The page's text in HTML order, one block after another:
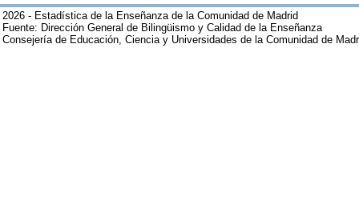
2026 - Estadística de la Enseñanza de la Comunidad de Madrid
Fuente: Dirección General de Bilingüismo y Calidad de la Enseñanza
Consejería de Educación, Ciencia y Universidades de la Comunidad de